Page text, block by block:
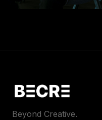
Beyond Creative.